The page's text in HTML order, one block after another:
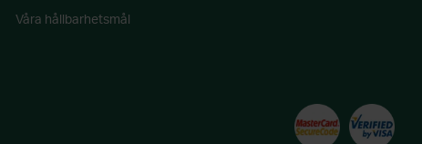
Våra hållbarhetsmål